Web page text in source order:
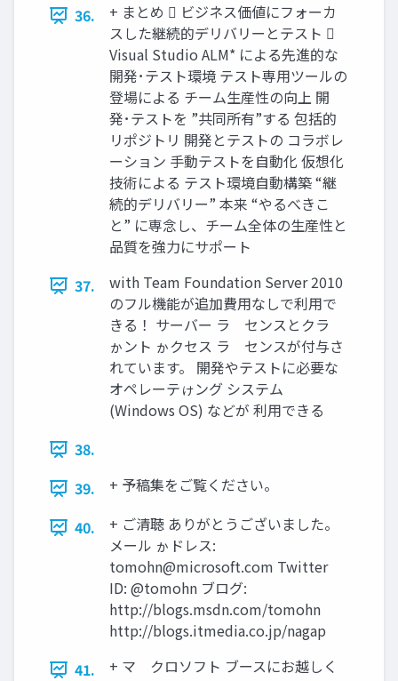
36.
+ まとめ  ビジネス価値にフォーカ
スした継続的デリバリーとテスト 
Visual Studio ALM* による先進的な
開発･テスト環境 テスト専用ツールの
登場による チーム生産性の向上 開
発･テストを ”共同所有”する 包括的
リポジトリ 開発とテストの コラボレ
ーション 手動テストを自動化 仮想化
技術による テスト環境自動構築 “継
続的デリバリー” 本来 “やるべきこ
と” に専念し、チーム全体の生産性と
品質を強力にサポート
37.
with Team Foundation Server 2010
のフル機能が追加費用なしで利用で
きる！ サーバー ラ゗センスとクラ゗
ゕント ゕクセス ラ゗センスが付与さ
れています。 開発やテストに必要な
オペレーテゖング システム
(Windows OS) などが 利用できる
38.
39.
+ 予稿集をご覧ください。
40.
+ ご清聴 ありがとうございました。
メール ゕドレス:
tomohn@microsoft.com Twitter
ID: @tomohn ブログ:
http://blogs.msdn.com/tomohn
http://blogs.itmedia.co.jp/nagap
41.
+ マ゗クロソフト ブースにお越しく